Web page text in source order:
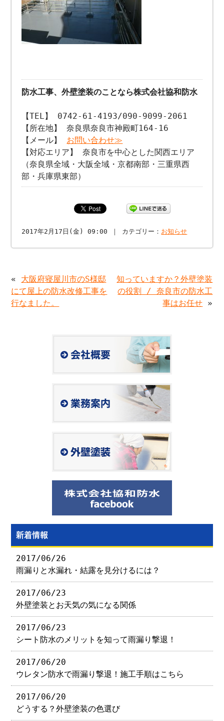
防水工事、外壁塗装のことなら株式会社協和防水
【TEL】 0742-61-4193/090-9099-2061
【所在地】 奈良県奈良市神殿町164-16
【メール】 お問い合わせ≫
【対応エリア】 奈良市を中心とした関西エリア
（奈良県全域・大阪全域・京都南部・三重県西
部・兵庫県東部）
2017年2月17日(金) 09:00 ｜ カテゴリー： お知らせ
« 大阪府寝屋川市のS様邸
にて屋上の防水改修工事を
行なました。
知っていますか？外壁塗装
の役割 / 奈良市の防水工
事はお任せ »
新着情報
2017/06/26
雨漏りと水漏れ・結露を見分けるには？
2017/06/23
外壁塗装とお天気の気になる関係
2017/06/23
シート防水のメリットを知って雨漏り撃退！
2017/06/20
ウレタン防水で雨漏り撃退！施工手順はこちら
2017/06/20
どうする？外壁塗装の色選び